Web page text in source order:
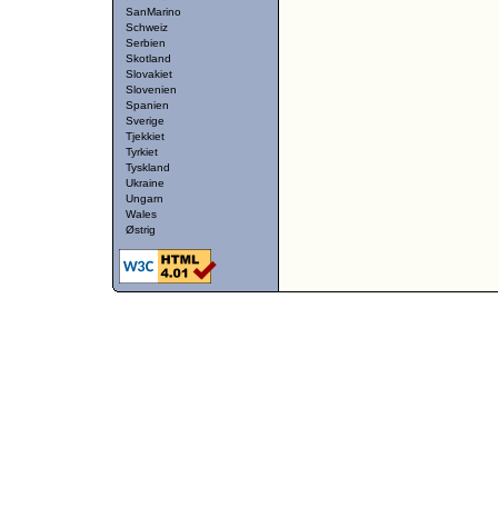
SanMarino
Schweiz
Serbien
Skotland
Slovakiet
Slovenien
Spanien
Sverige
Tjekkiet
Tyrkiet
Tyskland
Ukraine
Ungarn
Wales
Østrig